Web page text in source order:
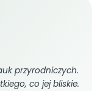
przyrodniczych.
co jej bliskie.